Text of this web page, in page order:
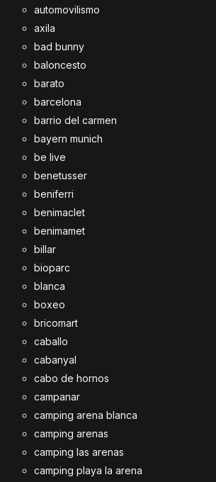
automovilismo
axila
bad bunny
baloncesto
barato
barcelona
barrio del carmen
bayern munich
be live
benetusser
beniferri
benimaclet
benimamet
billar
bioparc
blanca
boxeo
bricomart
caballo
cabanyal
cabo de hornos
campanar
camping arena blanca
camping arenas
camping las arenas
camping playa la arena